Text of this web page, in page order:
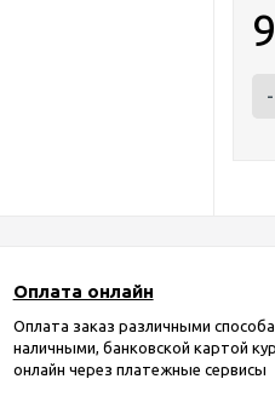
-
Оплата онлайн
Оплата заказ различными
наличными, банковской картой
онлайн через платежные сервисы